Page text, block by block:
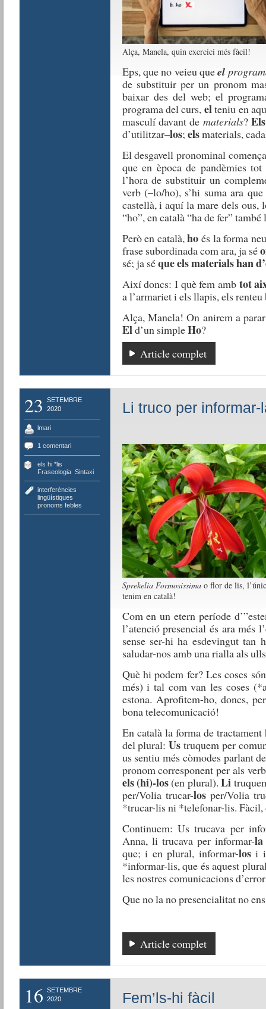
Alça, Manela, quin exercici més fàcil!
Eps, que no veieuqueel
de substituir per un pronom
baixardes del web; el progra
programa delcurs, elteniu en
masculí davantde materials?Els
d’utilitzar–los; elsmaterials,
Eldesgavell pronominal comença
que en èpocade pandèmies tot
l’horade substituiruncomp
verb(–lo/ho), s’hi suma ara
castellà, i aquí la mare dels ous,
“ho”, encatalà“ha defer”també
Peròen català,ho és la forma neu
frase subordinadacomara, ja sé
sé; ja séqueelsmaterialshan
Aixídoncs: I quèfem amb tot
al’armarietielsllapis,elsrenteu
Alça, Manela! On anirema
Eld’unsimpleHo?
Article complet
23
SETEMBRE
2020
lmari
1 comentari
els hi *lis
Fraseologia, Sintaxi
interferències
lingüístiques,
pronoms febles
Li truco per informar-
Sprekelia Formosissimao flor de lis,
tenim en català!
Comen unetern període d’”
l’atenció presencial ésaramés
sense ser-hi ha esdevingut tan
saludar-nosambunariallaalsulls
Quèhipodem fer? Les coses són
més) i tal comvan les coses(*
estona. Aprofitem-ho, doncs,
bonatelecomunicació!
En catalàla forma de tractament
del plural:Us truquemper
us sentiu més còmodes parlant
pronom corresponent perals
els(hi)-los (en plural).Li
per/Voliatrucar-los per/Volia
*trucar-lis ni *telefonar-lis. Fàcil,
Continuem: Us trucava per
Anna, li trucavaper informar-la
que; i en plural, informar-losi
*informar-lis,que ésaquest
lesnostrescomunicacions
Que no la nopresencialitatnoens
Article complet
16 SETEMBRE
2020
Fem’ls-hi fàcil